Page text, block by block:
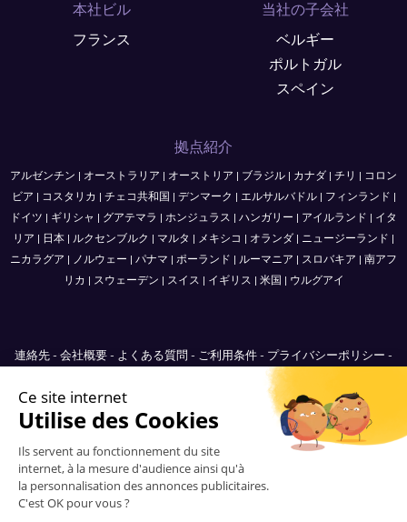
本社ビル
フランス
当社の子会社
ベルギー
ポルトガル
スペイン
拠点紹介
アルゼンチン | オーストラリア | オーストリア | ブラジル | カナダ | チリ | コロン
ビア | コスタリカ | チェコ共和国 | デンマーク | エルサルバドル| フィンランド |
ドイツ | ギリシャ | グアテマラ | ホンジュラス | ハンガリー | アイルランド | イタ
リア | 日本 | ルクセンブルク | マルタ | メキシコ | オランダ | ニュージーランド |
ニカラグア | ノルウェー | パナマ | ポーランド | ルーマニア | スロバキア | 南アフ
リカ | スウェーデン | スイス | イギリス | 米国 | ウルグアイ
連絡先 - 会社概要 - よくある質問 - ご利用条件 - プライバシーポリシー -